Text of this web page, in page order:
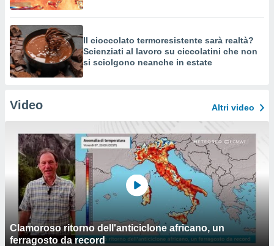
Il cioccolato termoresistente sarà realtà?
Scienziati al lavoro su ciccolatini che non
si sciolgono neanche in estate
Video Altri video
Clamoroso ritorno dell'anticiclone africano, un
ferragosto da record